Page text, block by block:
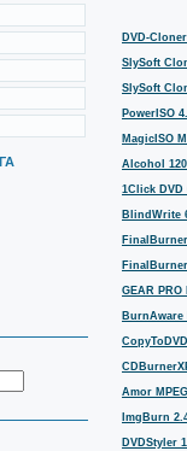
DVD-
SlySoft
SlySoft
PowerISO
MagicISO
Alcohol
1Click DVD
BlindWrite
GEAR
BurnAware
Amor
ImgBurn
DVDStyler